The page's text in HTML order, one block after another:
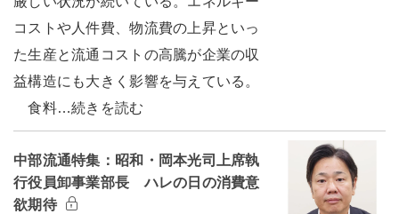
コストや人件費、物流費の上昇といっ
た生産と流通コストの高騰が企業の収
益構造にも大きく影響を与えている。
食料…続きを読む
中部流通特集：昭和・岡本光司上席執
行役員卸事業部長 ハレの日の消費意
欲期待